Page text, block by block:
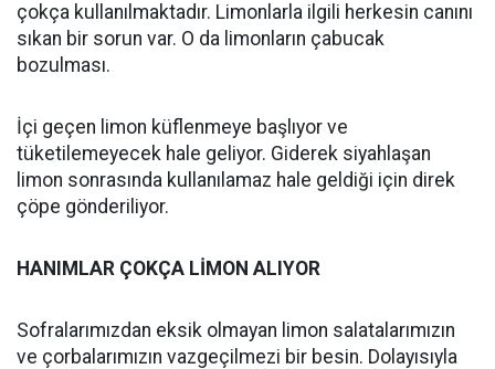
çokça kullanılmaktadır. Limonlarla ilgili herkesin canını
sıkan bir sorun var. O da limonların çabucak
bozulması.
İçi geçen limon küflenmeye başlıyor ve
tüketilemeyecek hale geliyor. Giderek siyahlaşan
limon sonrasında kullanılamaz hale geldiği için direk
çöpe gönderiliyor.
HANIMLAR ÇOKÇA LİMON ALIYOR
Sofralarımızdan eksik olmayan limon salatalarımızın
ve çorbalarımızın vazgeçilmezi bir besin. Dolayısıyla